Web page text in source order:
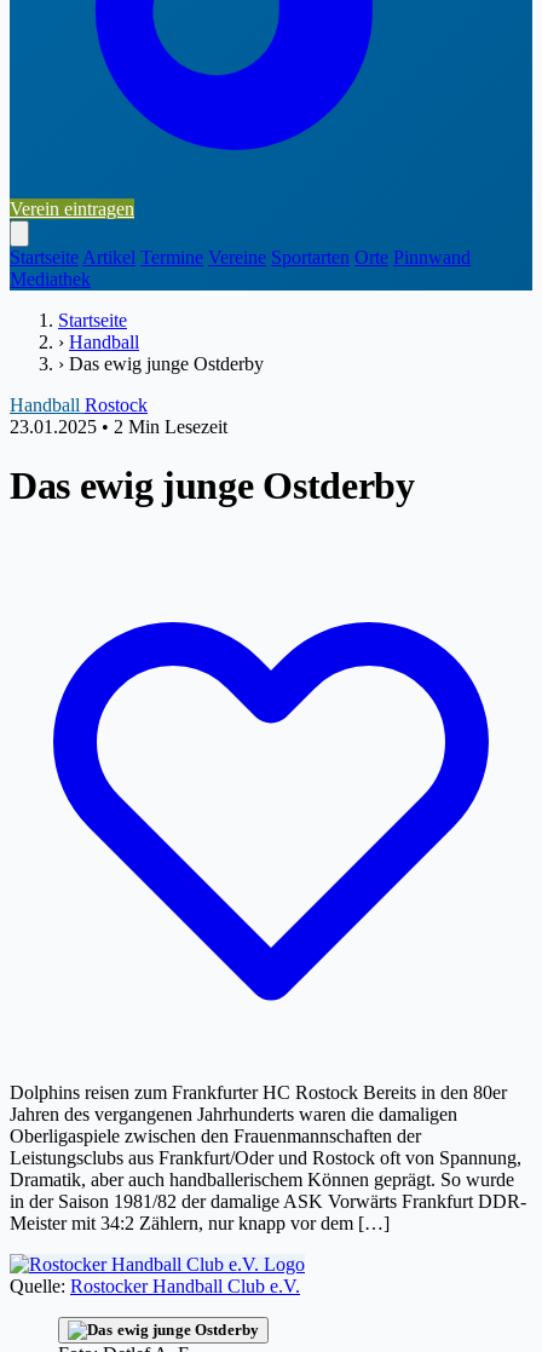
Verein eintragen
Startseite Artikel Termine Vereine Sportarten Orte Pinnwand
Mediathek
Startseite
› Handball
› Das ewig junge Ostderby
Handball Rostock
23.01.2025 • 2 Min Lesezeit
Das ewig junge Ostderby
Dolphins reisen zum Frankfurter HC Rostock Bereits in den 80er
Jahren des vergangenen Jahrhunderts waren die damaligen
Oberligaspiele zwischen den Frauenmannschaften der
Leistungsclubs aus Frankfurt/Oder und Rostock oft von Spannung,
Dramatik, aber auch handballerischem Können geprägt. So wurde
in der Saison 1981/82 der damalige ASK Vorwärts Frankfurt DDR-
Meister mit 34:2 Zählern, nur knapp vor dem […]
Quelle: Rostocker Handball Club e.V.